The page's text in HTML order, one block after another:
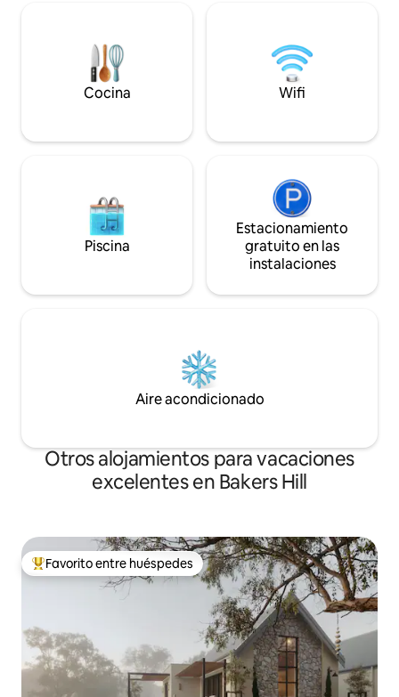
de una tranquila estancia en una granja
para alejarse de la ajetreada vida
bienvenida a
esforzamos por
inclusivo y seguro
Cocina Wifi
Piscina
Estacionamiento
gratuito en las
instalaciones
Aire acondicionado
Otros alojamientos para vacaciones
excelentes en Bakers Hill
Favorito entre huéspedes preferido
Favorito entre huéspedes